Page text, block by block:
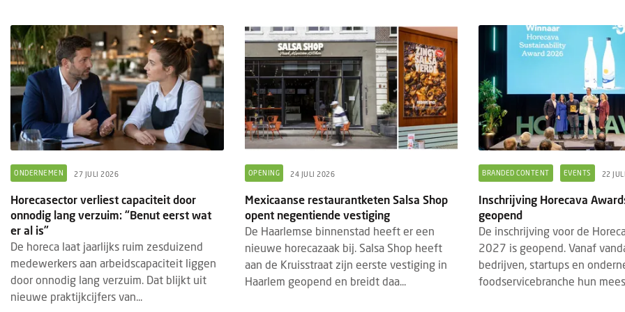
ONDERNEMEN 27 JULI 2026
Horecasector verliest capaciteit door
onnodig lang verzuim: “Benut eerst wat
er al is”
De horeca laat jaarlijks ruim zesduizend
medewerkers aan arbeidscapaciteit liggen
door onnodig lang verzuim. Dat blijkt uit
nieuwe praktijkcijfers van...
OPENING 24 JULI 2026
Mexicaanse restaurantketen Salsa Shop
opent negentiende vestiging
De Haarlemse binnenstad heeft er een
nieuwe horecazaak bij. Salsa Shop heeft
aan de Kruisstraat zijn eerste vestiging in
Haarlem geopend en breidt daa...
BRANDED CONTENT EVENTS 22
Inschrijving Horecava
geopend
De inschrijving voor de
2027 is geopend. Vanaf
bedrijven, startups en
foodservicebranche hun meest
BRANDED CONTENT EVENTS
Thematische paviljoens op Gastvrij
Rotterdam belichten horecatrends
Tijdens Gastvrij Rotterdam, van 22 tot en
met 24 september 2025, vormen de
themapaviljoens opnieuw een
BRANDED CONTENT EVENTS 22 JULI 2026
Inschrijving Horecava Awards 2027
geopend
De inschrijving voor de Horecava Awards
2027 is geopend. Vanaf vandaag kunnen
BRANDED CONTENT
Wat Temper-
gen Z en flexibele
2026